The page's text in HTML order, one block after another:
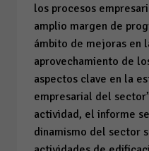
los procesos
amplio margen de
ámbito de mejoras en
aprovechamiento de
aspectos clave en la
empresarial del
actividad, el informe
dinamismo del sector